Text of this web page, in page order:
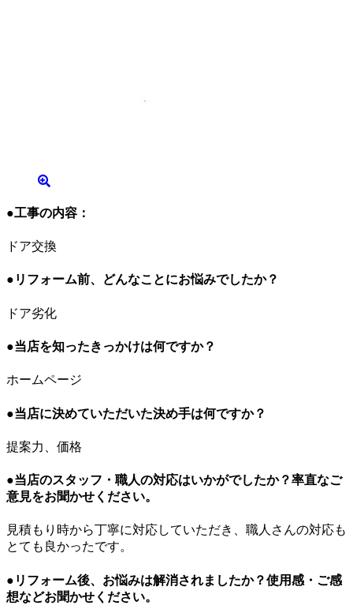
●工事の内容：
ドア交換
●リフォーム前、どんなことにお悩みでしたか？
ドア劣化
●当店を知ったきっかけは何ですか？
ホームページ
●当店に決めていただいた決め手は何ですか？
提案力、価格
●当店のスタッフ・職人の対応はいかがでしたか？率直なご
意見をお聞かせください。
見積もり時から丁寧に対応していただき、職人さんの対応も
とても良かったです。
●リフォーム後、お悩みは解消されましたか？使用感・ご感
想などお聞かせください。